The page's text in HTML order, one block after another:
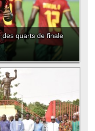
des quarts de finale